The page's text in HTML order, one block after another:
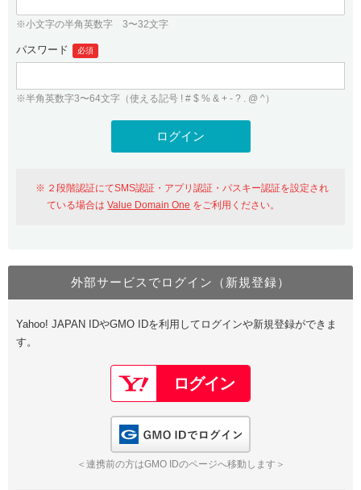
プレミアムドメイン
人気ドメインの種類
WHOIS検索
バリュードメインAPI
ドメイン・ホスティングOEM
従来のバリュードメインをご利用希望の方
Value Domainにログイン
おすすめ One レンタルサーバーを含む最新の機能を使う方
Value Domain Oneにログイン
Google
GMO ID Amazon
※AmazonはValue Domain Oneのログイン画面へ遷移します
ユーザー登録
Value Domain Oneアカウント作成
以下でも登録可能
Google Yahoo!
GMO ID
※小文字の半角英数字 3〜32文字
パスワード 必須
※半角英数字3〜64文字（使える記号 ! # $ % & + - ? . @ ^）
２段階認証にてSMS認証・アプリ認証・パスキー認証を設定され
ている場合はValue Domain One をご利用ください。
外部サービスでログイン（新規登録）
Yahoo! JAPAN IDやGMO IDを利用してログインや新規登録ができま
す。
＜連携前の方はGMO IDのページへ移動します＞